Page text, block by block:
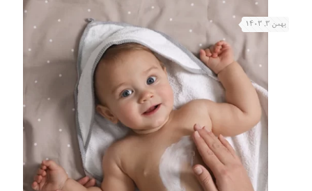
بهمن ۳, ۱۴۰۳